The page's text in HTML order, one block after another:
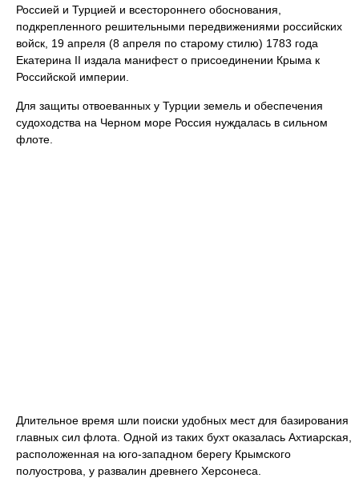
Россией и Турцией и всестороннего обоснования,
подкрепленного решительными передвижениями российских
войск, 19 апреля (8 апреля по старому стилю) 1783 года
Екатерина II издала манифест о присоединении Крыма к
Российской империи.
Для защиты отвоеванных у Турции земель и обеспечения
судоходства на Черном море Россия нуждалась в сильном
флоте.
Длительное время шли поиски удобных мест для базирования
главных сил флота. Одной из таких бухт оказалась Ахтиарская,
расположенная на юго-западном берегу Крымского
полуострова, у развалин древнего Херсонеса.